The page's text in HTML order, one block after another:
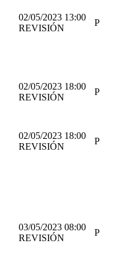
02/05/2023 13:00
REVISIÓN
P
02/05/2023 18:00
REVISIÓN
P
02/05/2023 18:00
REVISIÓN
P
03/05/2023 08:00
REVISIÓN
P